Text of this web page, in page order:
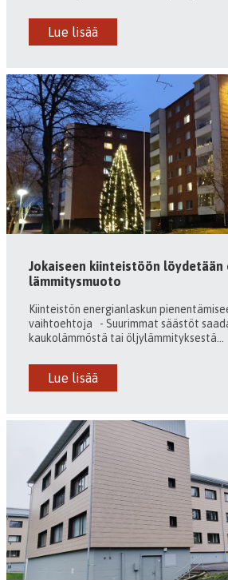
Lue lisää
Jokaiseen kiinteistöön löydetään
lämmitysmuoto
Kiinteistön energianlaskun
vaihtoehtoja - Suurimmat säästöt
kaukolämmöstä tai öljylämmityksestä...
Lue lisää